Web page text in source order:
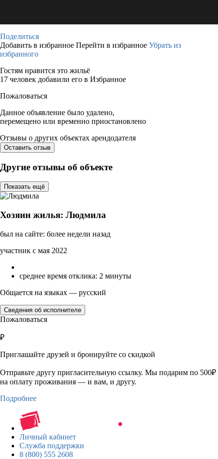
Поделиться
Добавить в избранное Перейти в избранное Убрать из
избранного
Гостям нравится это жильё
17 человек добавили его в Избранное
Пожаловаться
Данное объявление было удалено,
перемещено или временно приостановлено
Отзывы о других объектах арендодателя
Оставить отзыв
Другие отзывы об объекте
Показать ещё
Хозяин жилья: Людмила
был на сайте: более недели назад
участник с мая 2022
среднее время отклика: 2 минуты
Общается на языках — русский
Сведения об исполнителе
Пожаловаться
₽
Приглашайте друзей и бронируйте со скидкой
Отправьте другу пригласительную ссылку. Мы подарим по 500₽
на оплату проживания — и вам, и другу.
Подробнее
Личный кабинет
Служба поддержки
8 (800) 555 2608